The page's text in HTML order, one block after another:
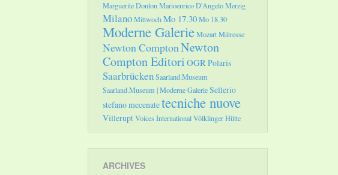
Marguerite DonlonMarioenrico D'AngeloMerzig
MilanoMittwochMo 17.30Mo 18.30
Moderne GalerieMozartMätresse
Newton ComptonNewton
Compton Editori OGRPolaris
SaarbrückenSaarland.Museum
Saarland.Museum | Moderne GalerieSellerio
stefano mecenatetecniche nuove
VilleruptVoices InternationalVölklinger Hütte
ARCHIVES